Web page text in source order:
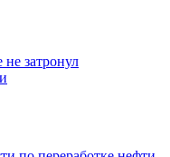
затронул